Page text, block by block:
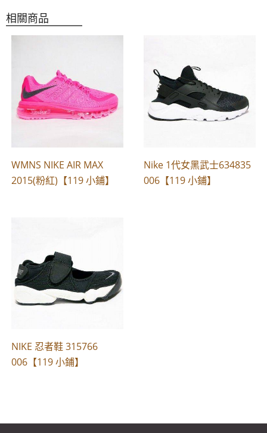
相關商品
WMNS NIKE AIR MAX
2015(粉紅)【119 小鋪】
Nike 1代女黑武士634835
006【119 小鋪】
NIKE 忍者鞋 315766
006【119 小鋪】